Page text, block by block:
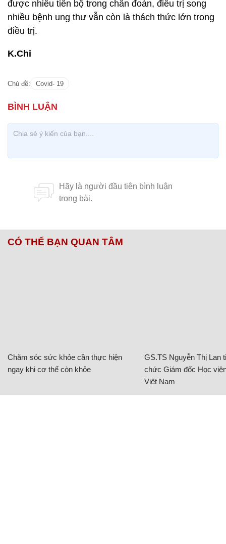
được nhiều tiến bộ trong chẩn đoán, điều trị song
nhiều bệnh ung thư vẫn còn là thách thức lớn trong
điều trị.
K.Chi
Chủ đề: Covid- 19
CÓ THỂ BẠN QUAN TÂM
Chăm sóc sức khỏe cần thực hiện
ngay khi cơ thể còn khỏe
GS.TS Nguyễn Thị Lan
chức Giám đốc Học
Việt Nam